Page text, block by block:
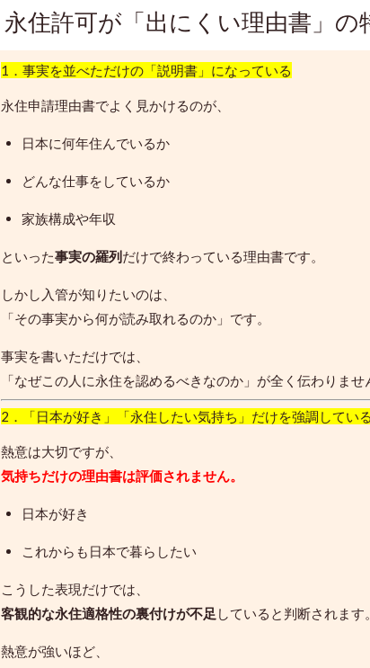
永住許可が「出にくい理由書」の
1．事実を並べただけの「説明書」になっている
永住申請理由書でよく見かけるのが、
日本に何年住んでいるか
どんな仕事をしているか
家族構成や年収
といった事実の羅列だけで終わっている理由書です。
しかし入管が知りたいのは、
「その事実から何が読み取れるのか」です。
事実を書いただけでは、
「なぜこの人に永住を認めるべきなのか」が全く伝わりませ
2．「日本が好き」「永住したい気持ち」だけを強調している
熱意は大切ですが、
気持ちだけの理由書は評価されません。
日本が好き
これからも日本で暮らしたい
こうした表現だけでは、
客観的な永住適格性の裏付けが不足 していると判断されます。
熱意が強いほど、